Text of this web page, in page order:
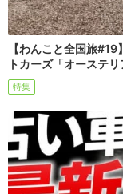
【わんこと全国旅
トカーズ「オーステ
特集